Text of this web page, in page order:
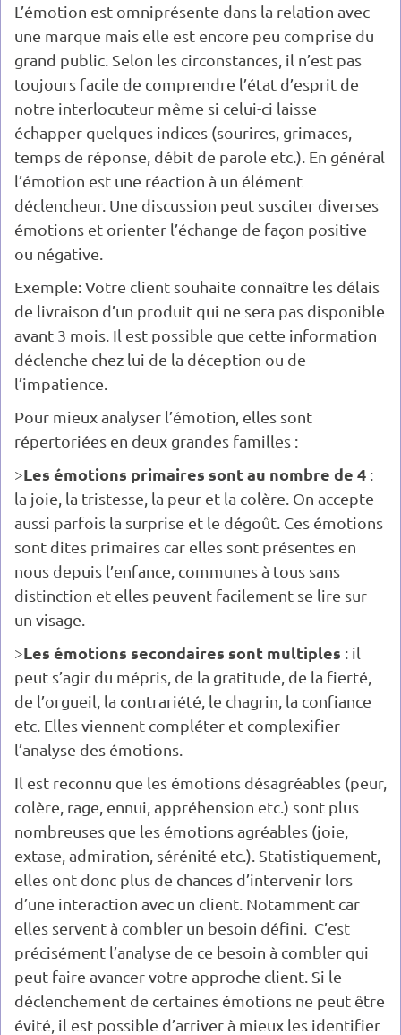
L’émotion est omniprésente dans la relation avec
une marque mais elle est encore peu comprise du
grand public. Selon les circonstances, il n’est pas
toujours facile de comprendre l’état d’esprit de
notre interlocuteur même si celui-ci laisse
échapper quelques indices (sourires, grimaces,
temps de réponse, débit de parole etc.). En général
l’émotion est une réaction à un élément
déclencheur. Une discussion peut susciter diverses
émotions et orienter l’échange de façon positive
ou négative.
Exemple: Votre client souhaite connaître les délais
de livraison d’un produit qui ne sera pas disponible
avant 3 mois. Il est possible que cette information
déclenche chez lui de la déception ou de
l’impatience.
Pour mieux analyser l’émotion, elles sont
répertoriées en deux grandes familles :
>Les émotions primaires sont au nombre de 4 :
la joie, la tristesse, la peur et la colère. On accepte
aussi parfois la surprise et le dégoût. Ces émotions
sont dites primaires car elles sont présentes en
nous depuis l’enfance, communes à tous sans
distinction et elles peuvent facilement se lire sur
un visage.
>Les émotions secondaires sont multiples : il
peut s’agir du mépris, de la gratitude, de la fierté,
de l’orgueil, la contrariété, le chagrin, la confiance
etc. Elles viennent compléter et complexifier
l’analyse des émotions.
Il est reconnu que les émotions désagréables (peur,
colère, rage, ennui, appréhension etc.) sont plus
nombreuses que les émotions agréables (joie,
extase, admiration, sérénité etc.). Statistiquement,
elles ont donc plus de chances d’intervenir lors
d’une interaction avec un client. Notamment car
elles servent à combler un besoin défini. C’est
précisément l’analyse de ce besoin à combler qui
peut faire avancer votre approche client. Si le
déclenchement de certaines émotions ne peut être
évité, il est possible d’arriver à mieux les identifier